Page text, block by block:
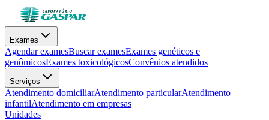
Exames
Agendar examesBuscar examesExames genéticos e
genômicosExames toxicológicosConvênios atendidos
Serviços
Atendimento domiciliarAtendimento particularAtendimento
infantilAtendimento em empresas
Unidades